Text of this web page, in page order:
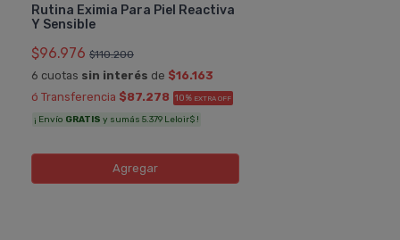
Rutina Eximia Para Piel Reactiva
Y Sensible
$96.976 $110.200
6 cuotas sin interés de $16.163
ó Transferencia $87.278 10% EXTRA OFF
¡ Envío GRATIS y sumás 5.379 Leloir$ !
Agregar